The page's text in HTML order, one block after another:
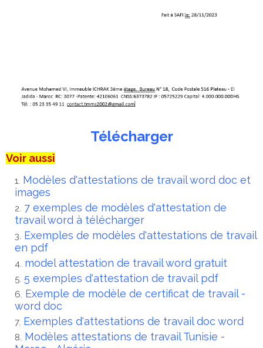
Télécharger
Voir aussi
Modèles d'attestations de travail word doc et
images
7 exemples de modèles d'attestation de
travail word à télécharger
Exemples de modèles d'attestations de travail
en pdf
model attestation de travail word gratuit
5 exemples d'attestation de travail pdf
Exemple de modèle de certificat de travail -
word doc
Exemples d'attestations de travail doc word
Modèles attestations de travail Tunisie -